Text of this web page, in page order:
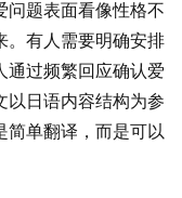
问题表面看像性格不
。有人需要明确安排
通过频繁回应确认爱
以日语内容结构为参
简单翻译，而是可以